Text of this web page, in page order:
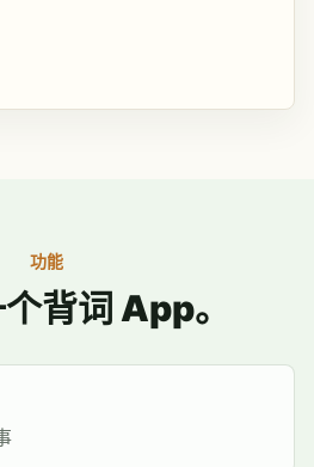
功能
背词 App。